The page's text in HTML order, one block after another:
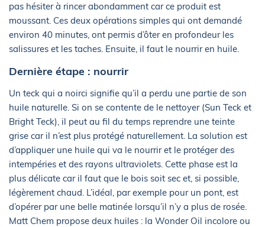
pas hésiter à rincer abondamment car ce produit est
moussant. Ces deux opérations simples qui ont demandé
environ 40 minutes, ont permis d’ôter en profondeur les
salissures et les taches. Ensuite, il faut le nourrir en huile.
Dernière étape : nourrir
Un teck qui a noirci signifie qu’il a perdu une partie de son
huile naturelle. Si on se contente de le nettoyer (Sun Teck et
Bright Teck), il peut au fil du temps reprendre une teinte
grise car il n’est plus protégé naturellement. La solution est
d’appliquer une huile qui va le nourrir et le protéger des
intempéries et des rayons ultraviolets. Cette phase est la
plus délicate car il faut que le bois soit sec et, si possible,
légèrement chaud. L’idéal, par exemple pour un pont, est
d’opérer par une belle matinée lorsqu’il n’y a plus de rosée.
Matt Chem propose deux huiles : la Wonder Oil incolore ou